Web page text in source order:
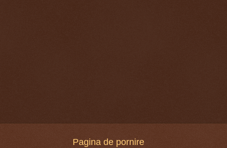
Pagina de pornire